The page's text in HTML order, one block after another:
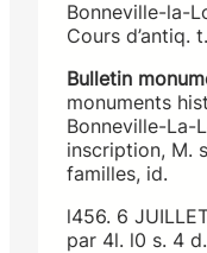
Bonneville-la-
Cours d’antiq.
Bulletin
monuments
Bonneville-La-
inscription, M.
familles, id.
l456. 6
par 4l. l0 s. 4